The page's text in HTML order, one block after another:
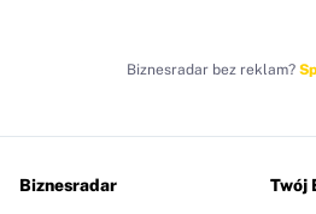
Biznesradar bez reklam?
Biznesradar Twój